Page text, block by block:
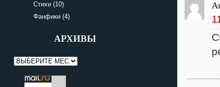
Стихи (10)
Фанфики (4)
АРХИВЫ